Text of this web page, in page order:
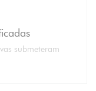
submeteram